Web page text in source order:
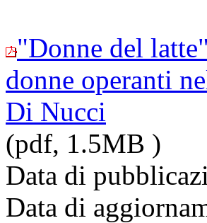
"Donne del
donne operanti
Di Nucci
(pdf, 1.5MB )
Data di
Data di